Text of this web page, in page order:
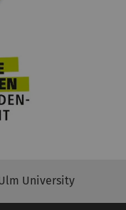
University